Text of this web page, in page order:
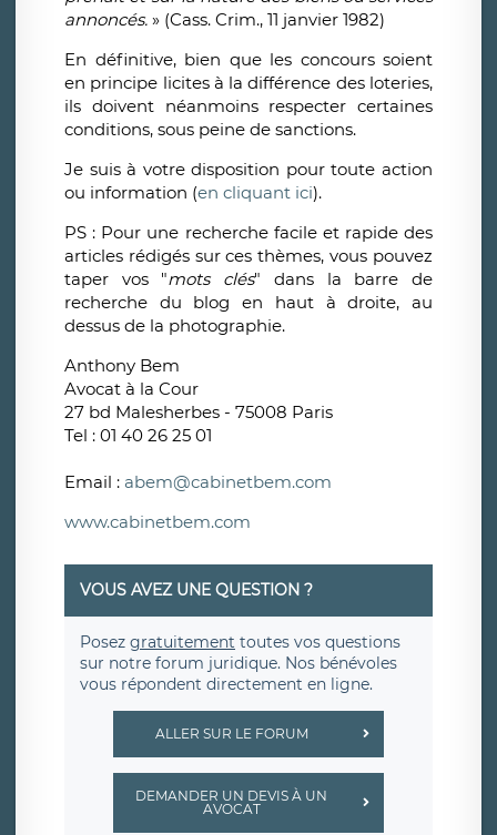
annoncés. » (Cass. Crim., 11 janvier 1982)
En définitive, bien que les concours soient
en principe licites à la différence des loteries,
ils doivent néanmoins respecter certaines
conditions, sous peine de sanctions.
Je suis à votre disposition pour toute action
ou information (en cliquant ici).
PS : Pour une recherche facile et rapide des
articles rédigés sur ces thèmes, vous pouvez
taper vos "mots clés" dans la barre de
recherche du blog en haut à droite, au
dessus de la photographie.
Anthony Bem
Avocat à la Cour
27 bd Malesherbes - 75008 Paris
Tel : 01 40 26 25 01
Email : abem@cabinetbem.com
www.cabinetbem.com
VOUS AVEZ UNE QUESTION ?
Posez gratuitement toutes vos questions
sur notre forum juridique. Nos bénévoles
vous répondent directement en ligne.
ALLER SUR LE FORUM
DEMANDER UN DEVIS À UN
AVOCAT